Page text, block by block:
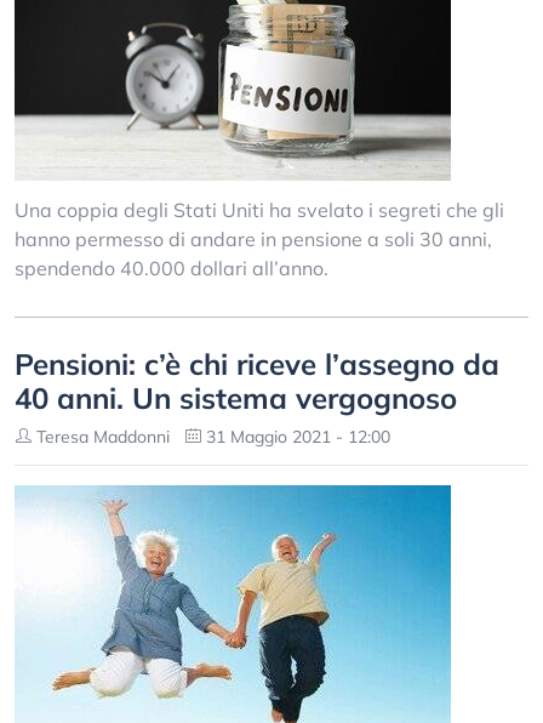
Una coppia degli Stati Uniti ha svelato i segreti che gli
hanno permesso di andare in pensione a soli 30 anni,
spendendo 40.000 dollari all’anno.
Pensioni: c’è chi riceve l’assegno da
40 anni. Un sistema vergognoso
Teresa Maddonni 31 Maggio 2021 - 12:00